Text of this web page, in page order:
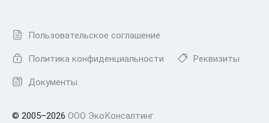
Пользовательское соглашение
Политика конфиденциальности Реквизиты
Документы
© 2005–2026 ООО ЭкоКонсалтинг